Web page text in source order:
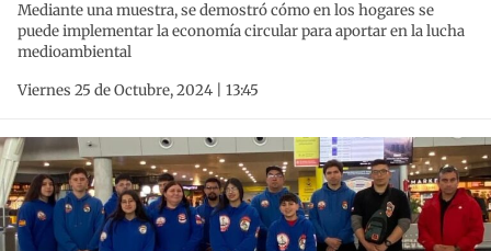
Mediante una muestra, se demostró cómo en los hogares se
puede implementar la economía circular para aportar en la lucha
medioambiental
Viernes 25 de Octubre, 2024 | 13:45